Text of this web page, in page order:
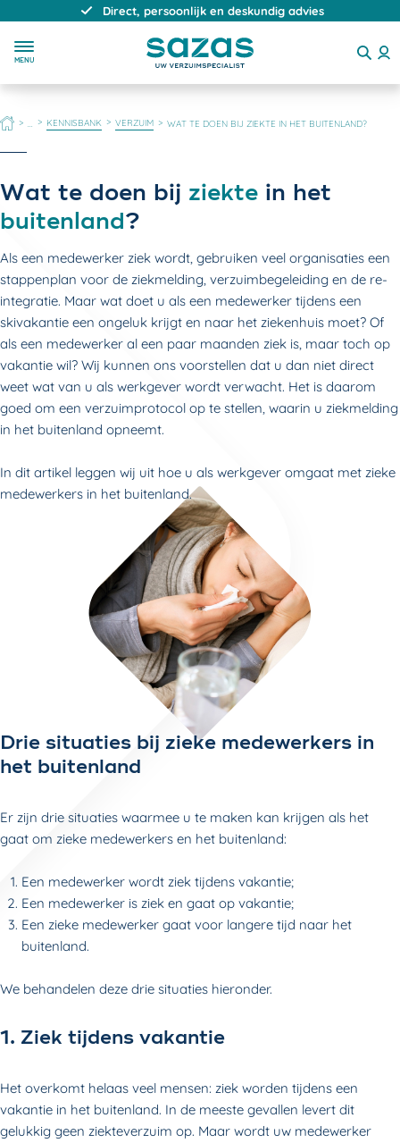
Direct, persoonlijk en deskundig advies
MENU
HOME KENNISBANK VERZUIM WAT TE DOEN BIJ ZIEKTE IN HET BUITENLAND?
Wat te doen bij ziekte in het
buitenland ?
Als een medewerker ziek wordt, gebruiken veel organisaties een
stappenplan voor de ziekmelding, verzuimbegeleiding en de re-
integratie. Maar wat doet u als een medewerker tijdens een
skivakantie een ongeluk krijgt en naar het ziekenhuis moet? Of
als een medewerker al een paar maanden ziek is, maar toch op
vakantie wil? Wij kunnen ons voorstellen dat u dan niet direct
weet wat van u als werkgever wordt verwacht. Het is daarom
goed om een verzuimprotocol op te stellen, waarin u ziekmelding
in het buitenland opneemt.
In dit artikel leggen wij uit hoe u als werkgever omgaat met zieke
medewerkers in het buitenland.
Drie situaties bij zieke medewerkers in
het buitenland
Er zijn drie situaties waarmee u te maken kan krijgen als het
gaat om zieke medewerkers en het buitenland:
Een medewerker wordt ziek tijdens vakantie;
Een medewerker is ziek en gaat op vakantie;
Een zieke medewerker gaat voor langere tijd naar het
buitenland.
We behandelen deze drie situaties hieronder.
1. Ziek tijdens vakantie
Het overkomt helaas veel mensen: ziek worden tijdens een
vakantie in het buitenland. In de meeste gevallen levert dit
gelukkig geen ziekteverzuim op. Maar wordt uw medewerker